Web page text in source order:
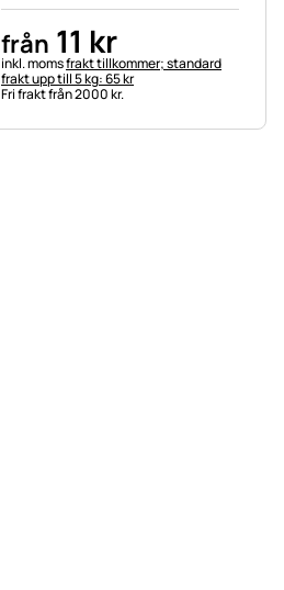
från 11 kr
Skatteinformation:
inkl. momsfrakt tillkommer; standard
frakt upp till 5 kg: 65 kr
Fri frakt från 2000 kr.